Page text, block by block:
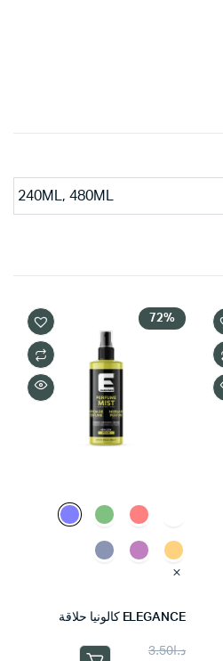
240ML, 480ML
72%
ELEGANCE كالونيا حلاقة
د.ا3.50
السعر
السعر